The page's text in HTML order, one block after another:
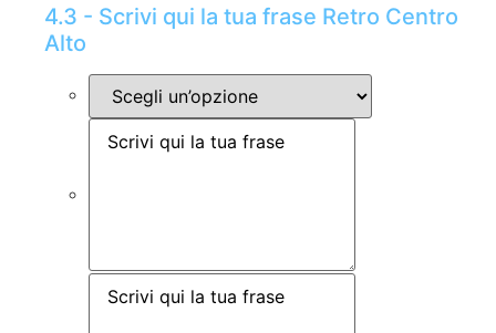
4.3 - Scrivi qui la tua frase Retro Centro
Alto